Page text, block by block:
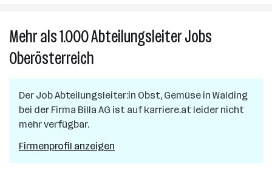
Mehr als 1.000AbteilungsleiterJobs
Oberösterreich
Der JobAbteilungsleiter:in Obst, Gemüse in Walding
bei der Firma Billa AG ist auf karriere.at leider nicht
mehr verfügbar.
Firmenprofil anzeigen